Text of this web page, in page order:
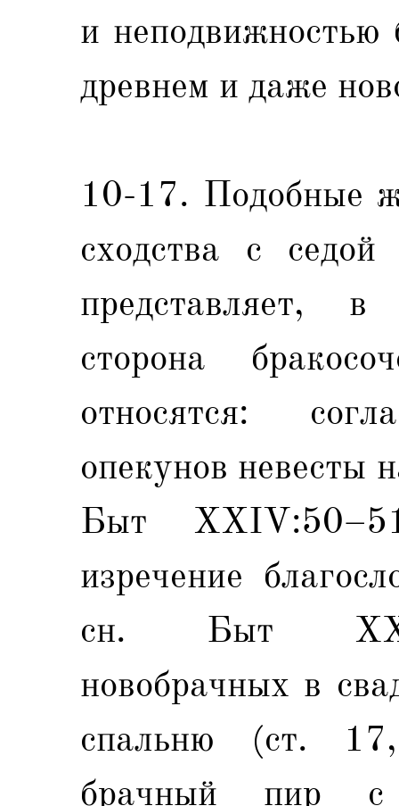
и
древнем и даже
10-17. Подобные
сходства с седой
представляет, в
сторона
относятся:
опекунов невесты
Быт
изречение
сн. Быт
новобрачных в
спальню (ст.
брачный пир с